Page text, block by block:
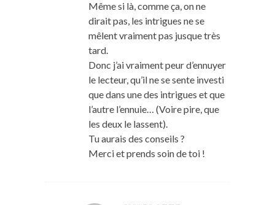
Même si là, comme ça, on ne
dirait pas, les intrigues ne se
mêlent vraiment pas jusque très
tard.
Donc j’ai vraiment peur d’ennuyer
le lecteur, qu’il ne se sente investi
que dans une des intrigues et que
l’autre l’ennuie… (Voire pire, que
les deux le lassent).
Tu aurais des conseils ?
Merci et prends soin de toi !